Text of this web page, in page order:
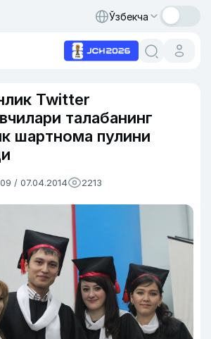
Ўзбекча
Twitter
талабанинг
шартнома пулини
/ 07.04.2014 2213